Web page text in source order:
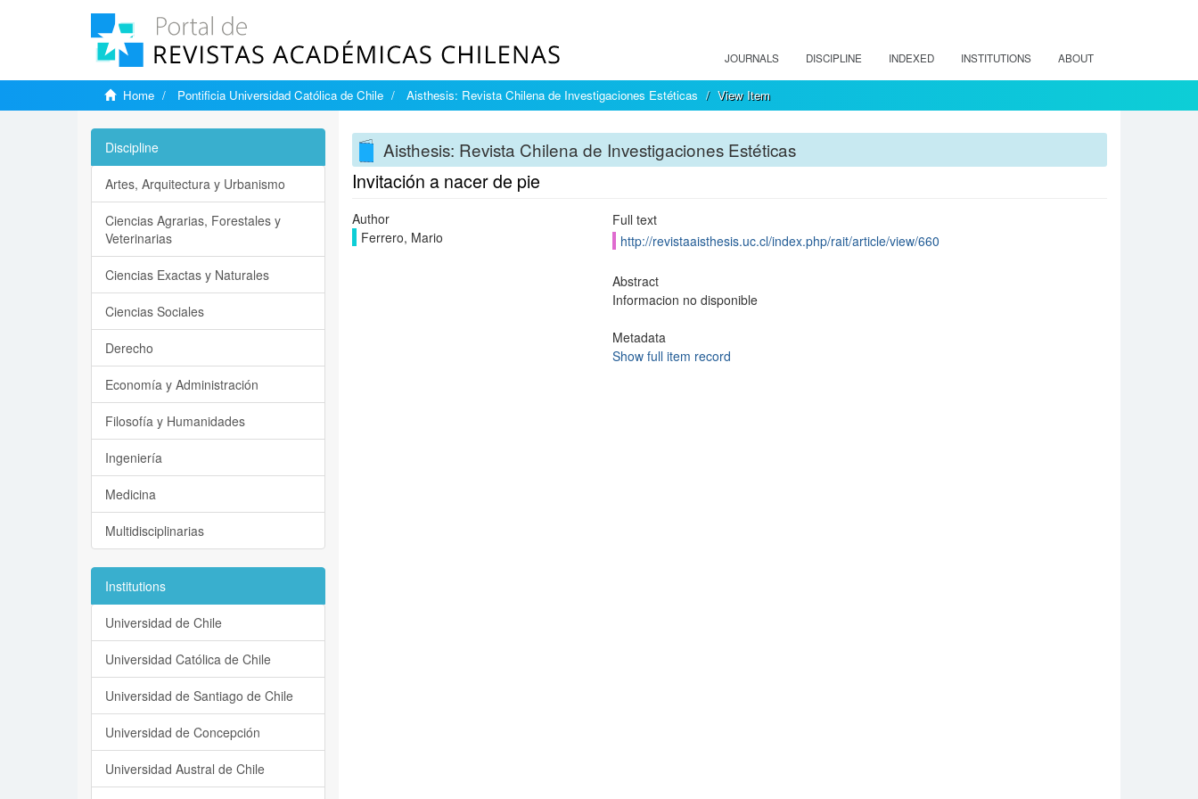
JOURNALS DISCIPLINE INDEXED INSTITUTIONS ABOUT
Home Pontificia Universidad Católica de Chile Aisthesis: Revista Chilena de Investigaciones Estéticas View Item
Aisthesis: Revista Chilena de Investigaciones Estéticas
Invitación a nacer de pie
Author
Ferrero, Mario
Full text
http://revistaaisthesis.uc.cl/index.php/rait/article/view/660
Abstract
Informacion no disponible
Metadata
Show full item record
Discipline
Artes, Arquitectura y Urbanismo
Ciencias Agrarias, Forestales y
Veterinarias
Ciencias Exactas y Naturales
Ciencias Sociales
Derecho
Economía y Administración
Filosofía y Humanidades
Ingeniería
Medicina
Multidisciplinarias
Institutions
Universidad de Chile
Universidad Católica de Chile
Universidad de Santiago de Chile
Universidad de Concepción
Universidad Austral de Chile